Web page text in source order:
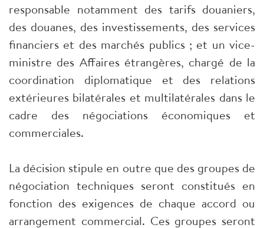
responsable notamment des tarifs douaniers,
des douanes, des investissements, des services
financiers et des marchés publics ; et un vice-
ministre des Affaires étrangères, chargé de la
coordination diplomatique et des relations
extérieures bilatérales et multilatérales dans le
cadre des négociations économiques et
commerciales.
La décision stipule en outre que des groupes de
négociation techniques seront constitués en
fonction des exigences de chaque accord ou
arrangement commercial. Ces groupes seront